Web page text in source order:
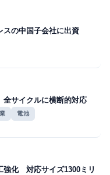
スの中国子会社に出資
サイクルに横断的対応
電池
強化 対応サイズ1300ミリ